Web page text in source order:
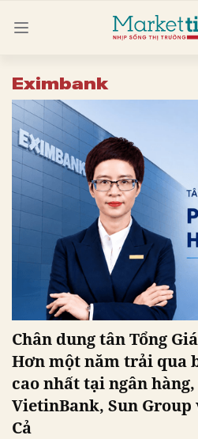
Eximbank
Chân dung tân Tổng
Hơn một năm trải qua
cao nhất tại ngân
VietinBank, Sun Group
Cả